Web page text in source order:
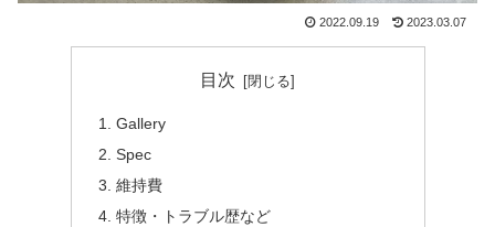
2022.09.19 2023.03.07
目次
Gallery
Spec
維持費
特徴・トラブル歴など